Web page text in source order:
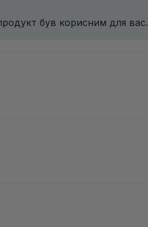
був корисним для вас.